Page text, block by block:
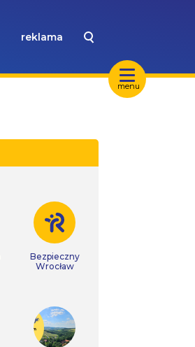
menu
reklama
Bezpieczny
Wrocław